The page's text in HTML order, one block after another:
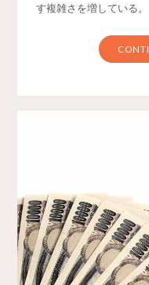
す複雑さを増している。